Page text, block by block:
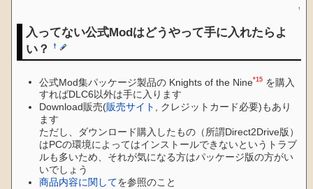
↑
入ってない公式Modはどうやって手に入れたらよ
い？†
公式Mod集パッケージ製品の Knights of the Nine*15 を購入
すればDLC6以外は手に入ります
Download販売(販売サイト , クレジットカード必要)もあり
ます
ただし、ダウンロード購入したもの（所謂Direct2Drive版）
はPCの環境によってはインストールできないというトラブ
ルも多いため、それが気になる方はパッケージ版の方がい
いでしょう
商品内容に関してを参照のこと